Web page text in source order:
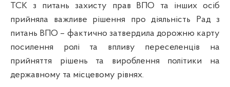
ТСК з питань захисту прав ВПО та інших осіб
прийняла важливе рішення про діяльність Рад з
питань ВПО – фактично затвердила дорожню карту
посилення ролі та впливу переселенців на
прийняття рішень та вироблення політики на
державному та місцевому рівнях.